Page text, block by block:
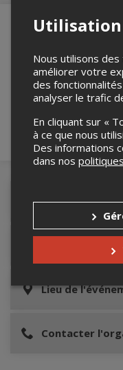
Merci de
Détails de
Informations
Lieu de
Contacter
Utilisation
Nous utilisons
améliorer votre
des
analyser le trafic
En cliquant sur «
à ce que nous
Des informations
dans nos